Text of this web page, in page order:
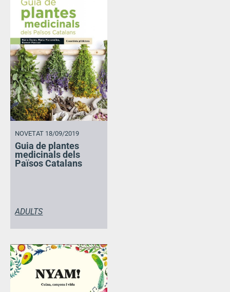
NOVETAT 18/09/2019
Guia de plantes
medicinals dels
Països Catalans
ADULTS